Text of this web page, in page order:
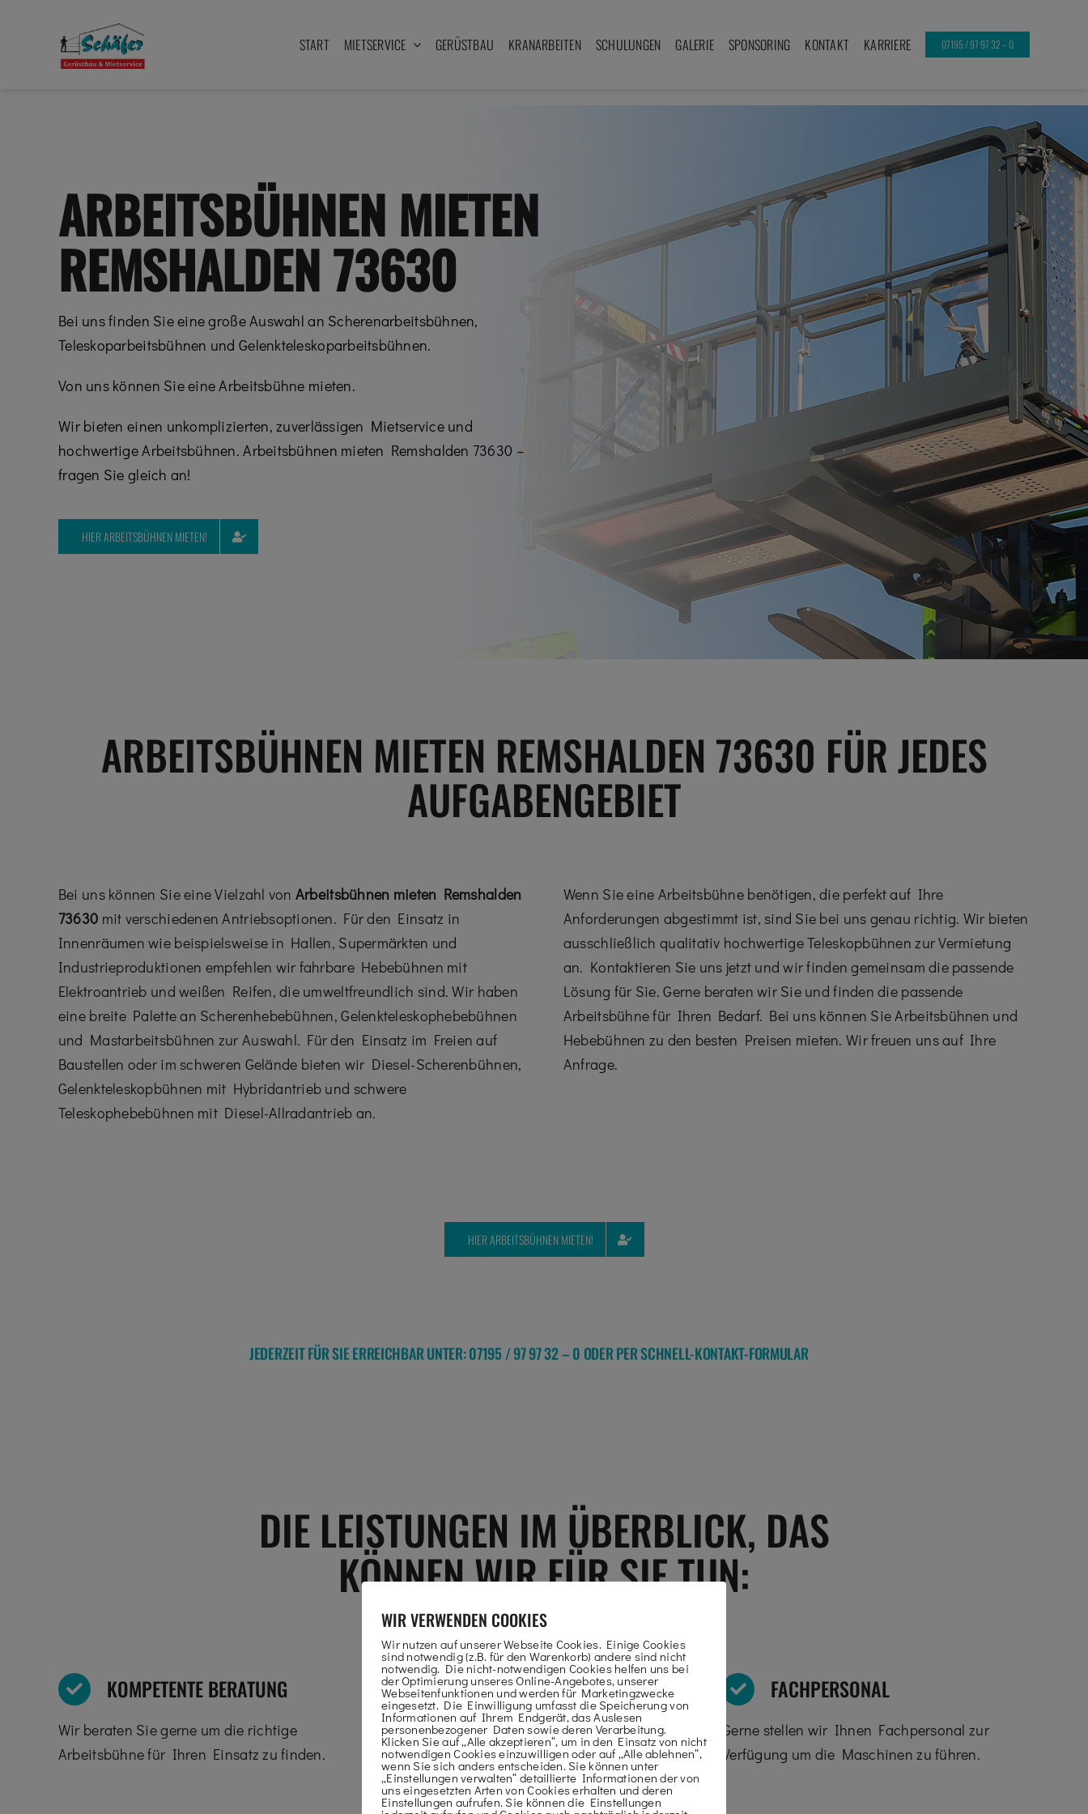
START MIETSERVICE GERÜSTBAU KRANARBEITEN SCHULUNGEN GALERIE SPONSORING KONTAKT KARRIERE 07195 / 97 97 32 – 0
ARBEITSBÜHNEN MIETEN
REMSHALDEN 73630
Bei uns finden Sie eine große Auswahl an Scherenarbeitsbühnen,
Teleskoparbeitsbühnen und Gelenkteleskoparbeitsbühnen.
Von uns können Sie eine Arbeitsbühne mieten.
Wir bieten einen unkomplizierten, zuverlässigen Mietservice und
hochwertige Arbeitsbühnen. Arbeitsbühnen mieten Remshalden 73630 –
fragen Sie gleich an!
HIER ARBEITSBÜHNEN MIETEN!
ARBEITSBÜHNEN MIETEN REMSHALDEN 73630 FÜR JEDES
AUFGABENGEBIET
Bei uns können Sie eine Vielzahl von Arbeitsbühnen mieten Remshalden
73630 mit verschiedenen Antriebsoptionen. Für den Einsatz in
Innenräumen wie beispielsweise in Hallen, Supermärkten und
Industrieproduktionen empfehlen wir fahrbare Hebebühnen mit
Elektroantrieb und weißen Reifen, die umweltfreundlich sind. Wir haben
eine breite Palette an Scherenhebebühnen, Gelenkteleskophebebühnen
und Mastarbeitsbühnen zur Auswahl. Für den Einsatz im Freien auf
Baustellen oder im schweren Gelände bieten wir Diesel-Scherenbühnen,
Gelenkteleskopbühnen mit Hybridantrieb und schwere
Teleskophebebühnen mit Diesel-Allradantrieb an.
Wenn Sie eine Arbeitsbühne benötigen, die perfekt auf Ihre
Anforderungen abgestimmt ist, sind Sie bei uns genau richtig. Wir bieten
ausschließlich qualitativ hochwertige Teleskopbühnen zur Vermietung
an. Kontaktieren Sie uns jetzt und wir finden gemeinsam die passende
Lösung für Sie. Gerne beraten wir Sie und finden die passende
Arbeitsbühne für Ihren Bedarf. Bei uns können Sie Arbeitsbühnen und
Hebebühnen zu den besten Preisen mieten. Wir freuen uns auf Ihre
Anfrage.
HIER ARBEITSBÜHNEN MIETEN!
JEDERZEIT FÜR SIE ERREICHBAR UNTER: 07195 / 97 97 32 – 0 ODER PER SCHNELL-KONTAKT-FORMULAR
DIE LEISTUNGEN IM ÜBERBLICK, DAS
KÖNNEN WIR FÜR SIE TUN:
KOMPETENTE BERATUNG
Wir beraten Sie gerne um die richtige
Arbeitsbühne für Ihren Einsatz zu finden.
LIEFERUNG IHRER ARBEITSBÜHNE
Wir liefern die Arbeitsbühne bis an die von
Ihnen gewünschte Stelle.
FACHPERSONAL
Gerne stellen wir Ihnen Fachpersonal zur
Verfügung um die Maschinen zu führen.
WIR VERWENDEN COOKIES
Wir nutzen auf unserer Webseite Cookies. Einige Cookies
sind notwendig (z.B. für den Warenkorb) andere sind nicht
notwendig. Die nicht-notwendigen Cookies helfen uns bei
der Optimierung unseres Online-Angebotes, unserer
Webseitenfunktionen und werden für Marketingzwecke
eingesetzt. Die Einwilligung umfasst die Speicherung von
Informationen auf Ihrem Endgerät, das Auslesen
personenbezogener Daten sowie deren Verarbeitung.
Klicken Sie auf „Alle akzeptieren“, um in den Einsatz von nicht
notwendigen Cookies einzuwilligen oder auf „Alle ablehnen“,
wenn Sie sich anders entscheiden. Sie können unter
„Einstellungen verwalten“ detaillierte Informationen der von
uns eingesetzten Arten von Cookies erhalten und deren
Einstellungen aufrufen. Sie können die Einstellungen